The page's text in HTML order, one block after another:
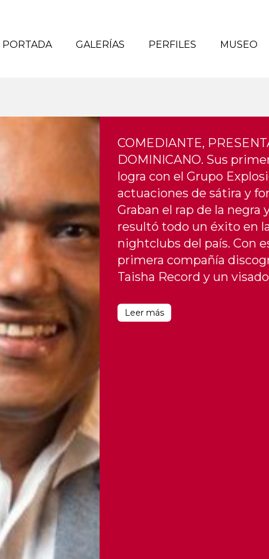
PORTADA GALERÍAS PERFILES MUSEO
COMEDIANTE,
DOMINICANO. Sus
logra con el Grupo
actuaciones de sátira y
Graban el rap de la negra
resultó todo un éxito en
nightclubs del país. Con
primera compañía
Taisha Record y un
Leer más